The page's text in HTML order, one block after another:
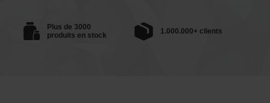
Plus de 3000
produits en stock
1.000.000+ clients